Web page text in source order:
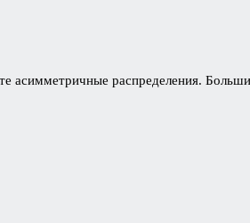
асимметричные распределения.